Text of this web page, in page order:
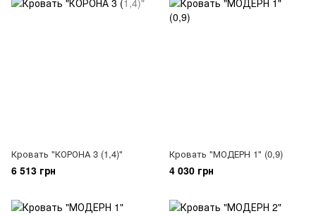
Кровать "КОРОНА 3 (1,4)"
6 513 грн
Кровать "МОДЕРН 1" (0,9)
4 030 грн